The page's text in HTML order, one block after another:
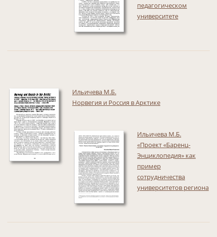
педагогическом
университете
Ильичева М.Б.
Норвегия и Россия в Арктике
Ильичева М.Б.
«Проект «Баренц-
Энциклопедия» как
пример
сотрудничества
университетов региона